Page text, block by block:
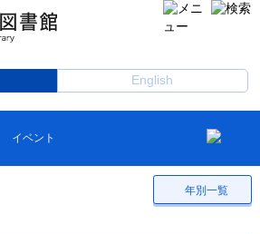
English
イベント
年別一覧